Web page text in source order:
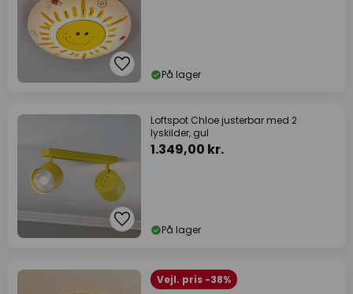
På lager
Loftspot Chloe justerbar med 2
lyskilder, gul
1.349,00 kr.
På lager
Vejl. pris -38%